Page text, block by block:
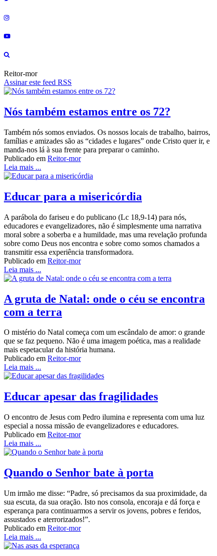
Reitor-mor
Assinar este feed RSS
Nós também estamos entre os 72?
Também nós somos enviados. Os nossos locais de trabalho, bairros,
famílias e amizades são as “cidades e lugares” onde Cristo quer ir, e
manda-nos lá à sua frente para preparar o caminho.
Publicado em Reitor-mor
Leia mais ...
Educar para a misericórdia
A parábola do fariseu e do publicano (Lc 18,9-14) para nós,
educadores e evangelizadores, não é simplesmente uma narrativa
moral sobre a soberba e a humildade, mas uma revelação profunda
sobre como Deus nos encontra e sobre como somos chamados a
transmitir essa experiência transformadora.
Publicado em Reitor-mor
Leia mais ...
A gruta de Natal: onde o céu se encontra
com a terra
O mistério do Natal começa com um escândalo de amor: o grande
que se faz pequeno. Não é uma imagem poética, mas a realidade
mais espetacular da história humana.
Publicado em Reitor-mor
Leia mais ...
Educar apesar das fragilidades
O encontro de Jesus com Pedro ilumina e representa com uma luz
especial a nossa missão de evangelizadores e educadores.
Publicado em Reitor-mor
Leia mais ...
Quando o Senhor bate à porta
Um irmão me disse: “Padre, só precisamos da sua proximidade, da
sua escuta, da sua oração. Isto nos consola, encoraja e dá força e
esperança para continuarmos a servir os jovens, pobres e feridos,
assustados e aterrorizados!”.
Publicado em Reitor-mor
Leia mais ...